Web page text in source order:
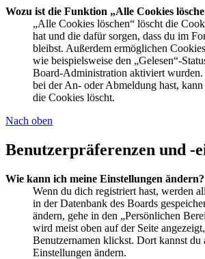
Wozu ist die Funktion „Alle Cookies
„Alle Cookies löschen“ löscht die
hat und die dafür sorgen, dass du im
bleibst. Außerdem ermöglichen
wie beispielsweise den „Gelesen“-
Board-Administration aktiviert wurden.
bei der An- oder Abmeldung hast,
die Cookies löscht.
Nach oben
Benutzerpräferenzen und -
Wie kann ich meine Einstellungen ändern?
Wenn du dich registriert hast, werden
in der Datenbank des Boards
ändern, gehe in den „Persönlichen
wird meist oben auf der Seite
Benutzernamen klickst. Dort kannst du
Einstellungen ändern.